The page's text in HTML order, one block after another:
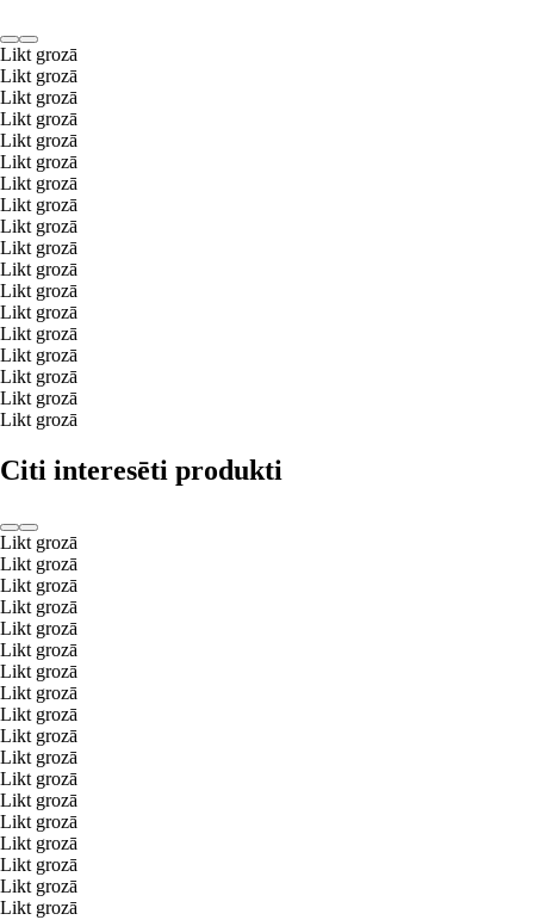
Likt grozā
Likt grozā
Likt grozā
Likt grozā
Likt grozā
Likt grozā
Likt grozā
Likt grozā
Likt grozā
Likt grozā
Likt grozā
Likt grozā
Likt grozā
Likt grozā
Likt grozā
Likt grozā
Likt grozā
Likt grozā
Citi interesēti produkti
Likt grozā
Likt grozā
Likt grozā
Likt grozā
Likt grozā
Likt grozā
Likt grozā
Likt grozā
Likt grozā
Likt grozā
Likt grozā
Likt grozā
Likt grozā
Likt grozā
Likt grozā
Likt grozā
Likt grozā
Likt grozā